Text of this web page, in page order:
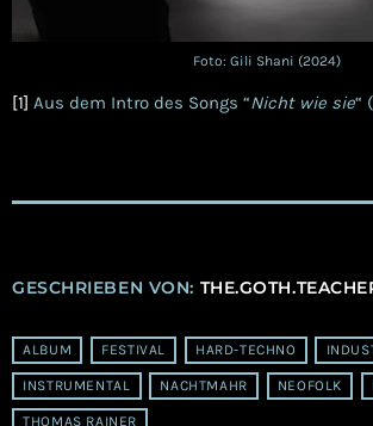
Foto: Gili Shani (2024)
[1] Aus dem Intro des Songs “Nicht wie sie“
GESCHRIEBEN VON:
ALBUM FESTIVAL HARD-TECHNO
INSTRUMENTAL NACHTMAHR NEOFOLK
THOMAS RAINER